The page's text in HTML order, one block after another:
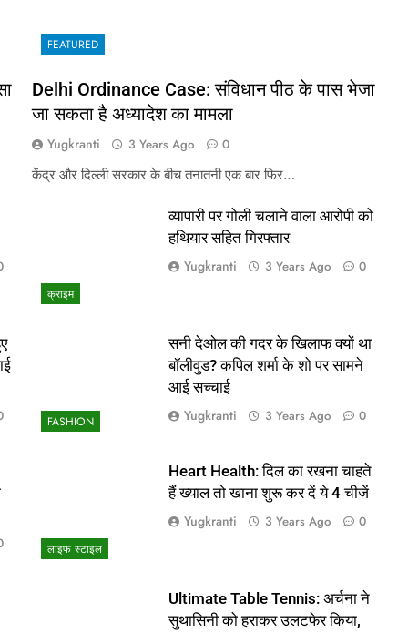
FEATURED
Delhi Ordinance Case: संविधान पीठ के पास भेजा
जा सकता है अध्यादेश का मामला
Yugkranti 3 Years Ago
0
केंद्र और दिल्ली सरकार के बीच तनातनी एक बार फिर…
क्राइम
व्यापारी पर गोली चलाने वाला आरोपी को
हथियार सहित गिरफ्तार
Yugkranti 3 Years Ago 0
FASHION
सनी देओल की गदर के खिलाफ क्यों था
बॉलीवुड? कपिल शर्मा के शो पर सामने
आई सच्चाई
Yugkranti 3 Years Ago 0
लाइफ स्टाइल
Heart Health: दिल का रखना चाहते
हैं ख्याल तो खाना शुरू कर दें ये 4 चीजें
Yugkranti 3 Years Ago 0
Ultimate Table Tennis: अर्चना ने
सुथासिनी को हराकर उलटफेर किया,